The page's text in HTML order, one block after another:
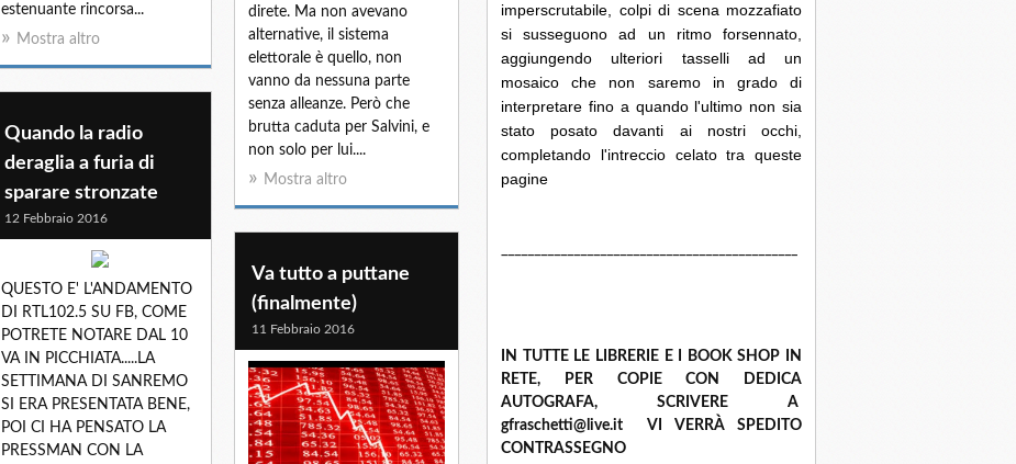
estenuante rincorsa...
Mostra altro
direte. Ma non avevano
alternative, il sistema
elettorale è quello, non
vanno da nessuna parte
senza alleanze. Però che
brutta caduta per Salvini, e
non solo per lui....
Mostra altro
Quando la radio
deraglia a furia di
sparare stronzate
12 Febbraio 2016
QUESTO E' L'ANDAMENTO
DI RTL102.5 SU FB, COME
POTRETE NOTARE DAL 10
VA IN PICCHIATA.....LA
SETTIMANA DI SANREMO
SI ERA PRESENTATA BENE,
POI CI HA PENSATO LA
PRESSMAN CON LA
Va tutto a puttane
(finalmente)
11 Febbraio 2016
imperscrutabile, colpi di scena mozzafiato
si susseguono ad un ritmo forsennato,
aggiungendo ulteriori tasselli ad un
mosaico che non saremo in grado di
interpretare fino a quando l'ultimo non sia
stato posato davanti ai nostri occhi,
completando l'intreccio celato tra queste
pagine
IN TUTTE LE LIBRERIE E I BOOK SHOP IN
RETE, PER COPIE CON DEDICA
AUTOGRAFA, SCRIVERE A
gfraschetti@live.it VI VERRÀ SPEDITO
CONTRASSEGNO